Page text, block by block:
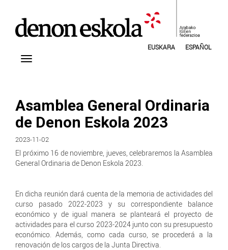
EUSKARA ESPAÑOL
Asamblea General Ordinaria
de Denon Eskola 2023
2023-11-02
El próximo 16 de noviembre, jueves, celebraremos la Asamblea
General Ordinaria de Denon Eskola 2023.
En dicha reunión dará cuenta de la memoria de actividades del
curso pasado 2022-2023 y su correspondiente balance
económico y de igual manera se planteará el proyecto de
actividades para el curso 2023-2024 junto con su presupuesto
económico. Además, como cada curso, se procederá a la
renovación de los cargos de la Junta Directiva.